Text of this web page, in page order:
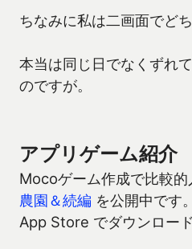
ちなみに私は二画面でど
本当は同じ日でなくずれ
のですが。
アプリゲーム紹介
Mocoゲーム作成で比較的
農園＆続編 を公開中です
App Store でダウンロード